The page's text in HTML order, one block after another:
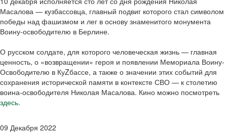
Масалова — кузбассовца, главный подвиг которого стал символом
победы над фашизмом и лег в основу знаменитого монумента
Воину-освободителю в Берлине.
О русском солдате, для которого человеческая жизнь — главная
ценность, о «возвращении» героя и появлении Мемориала Воину-
Освободителю в КуZбассе, а также о значении этих событий для
сохранения исторической памяти в контексте СВО — к столетию
воина-освободителя Николая Масалова. Кино можно посмотреть
здесь.
09 Декабря 2022